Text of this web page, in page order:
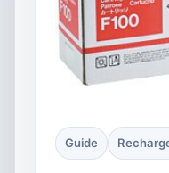
Guide